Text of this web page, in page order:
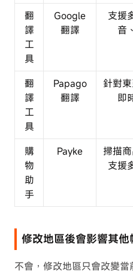
翻
譯
工
具
Google
翻譯
支援
音
翻
譯
工
具
Papago
翻譯
針對
即
購
物
助
手
Payke
掃描
支援
修改地區後會影響其他
不會，修改地區只會改變